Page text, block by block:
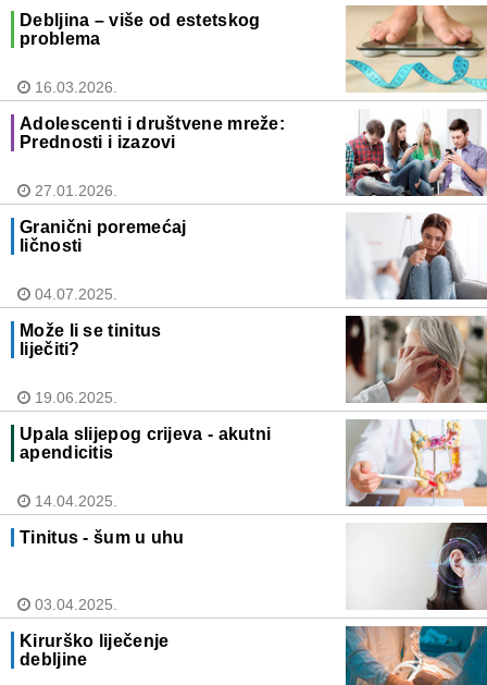
Debljina – više od estetskog
problema
16.03.2026.
Adolescenti i društvene mreže:
Prednosti i izazovi
27.01.2026.
Granični poremećaj
ličnosti
04.07.2025.
Može li se tinitus
liječiti?
19.06.2025.
Upala slijepog crijeva - akutni
apendicitis
14.04.2025.
Tinitus - šum u uhu
03.04.2025.
Kirurško liječenje
debljine